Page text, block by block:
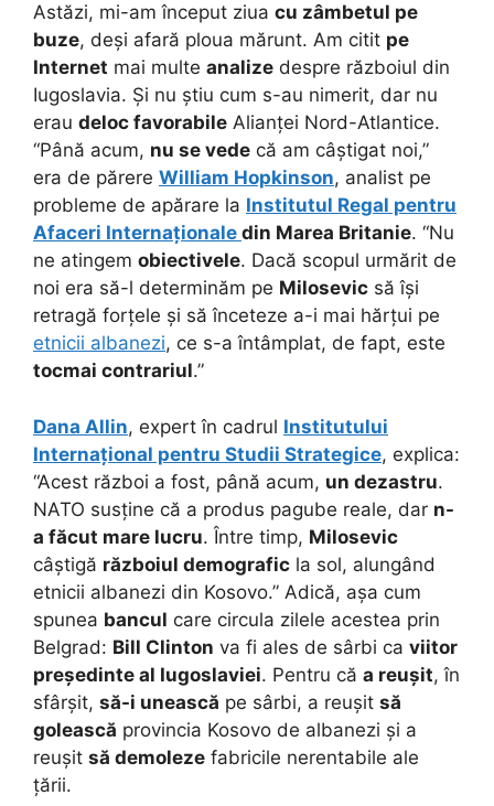
Astăzi, mi-am început ziua cu zâmbetul pe
buze, deși afară ploua mărunt. Am citit pe
Internet mai multe analize despre războiul din
Iugoslavia. Și nu știu cum s-au nimerit, dar nu
erau deloc favorabile Alianței Nord-Atlantice.
“Până acum, nu se vede că am câștigat noi,”
era de părere William Hopkinson, analist pe
probleme de apărare la Institutul Regal pentru
Afaceri Internaționale din Marea Britanie. “Nu
ne atingem obiectivele. Dacă scopul urmărit de
noi era să-l determinăm pe Milosevic să își
retragă forțele și să înceteze a-i mai hărțui pe
etnicii albanezi, ce s-a întâmplat, de fapt, este
tocmai contrariul.”
Dana Allin, expert în cadrul Institutului
Internațional pentru Studii Strategice, explica:
“Acest război a fost, până acum, un dezastru.
NATO susține că a produs pagube reale, dar n-
a făcut mare lucru. Între timp, Milosevic
câștigă războiul demografic la sol, alungând
etnicii albanezi din Kosovo.” Adică, așa cum
spunea bancul care circula zilele acestea prin
Belgrad: Bill Clinton va fi ales de sârbi ca viitor
președinte al Iugoslaviei. Pentru că a reușit, în
sfârșit, să-i unească pe sârbi, a reușit să
golească provincia Kosovo de albanezi și a
reușit să demoleze fabricile nerentabile ale
țării.